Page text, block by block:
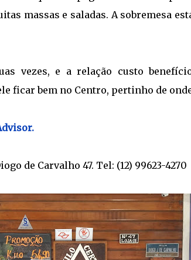
massas e saladas. A sobremesa
vezes, e a relação custo
ficar bem no Centro, pertinho de
de Carvalho 47. Tel: (12) 99623-4270